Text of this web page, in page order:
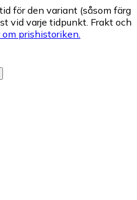
för den variant (såsom färg
vid varje tidpunkt. Frakt och
om prishistoriken.